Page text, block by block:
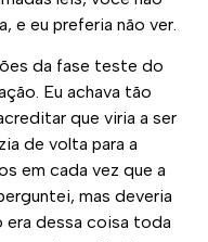
e eu preferia não ver.
da fase teste do
Eu achava tão
que viria a ser
de volta para a
em cada vez que a
mas deveria
era dessa coisa toda